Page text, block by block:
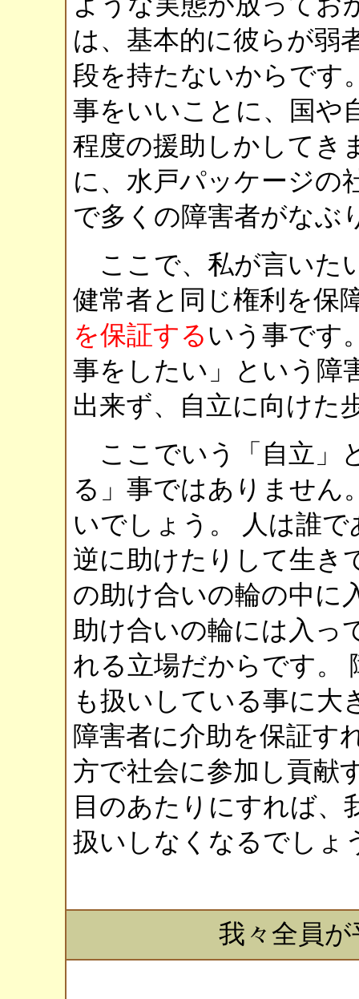
は、基本的に彼らが弱
段を持たないからです
事をいいことに、国や
程度の援助しかしてき
に、水戸パッケージの
で多くの障害者がなぶ
ここで、私が言いた
健常者と同じ権利を保
を保証するいう事です
事をしたい」という障
出来ず、自立に向けた
ここでいう「自立」
る」事ではありません
いでしょう。 人は誰
逆に助けたりして生き
の助け合いの輪の中に
助け合いの輪には入っ
れる立場だからです。
も扱いしている事に大
障害者に介助を保証す
方で社会に参加し貢献
目のあたりにすれば、
扱いしなくなるでしょ
我々全員